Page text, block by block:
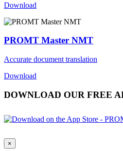
Download
PROMT Master NMT
Accurate document translation
Download
DOWNLOAD OUR FREE
×